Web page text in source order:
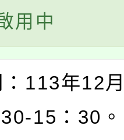
用中
113年12
15：30。